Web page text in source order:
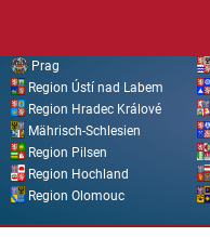
Prag
Region Ústí nad Labem
Region Hradec Králové
Mährisch-Schlesien
Region Pilsen
Region Hochland
Region Olomouc